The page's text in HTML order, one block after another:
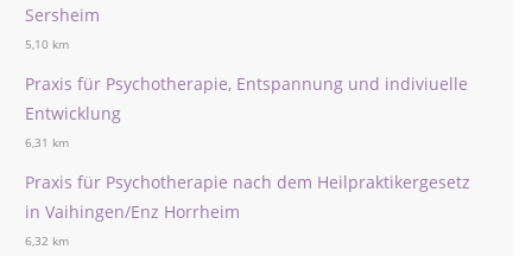
Sersheim
5,10 km
Praxis für Psychotherapie, Entspannung und indiviuelle
Entwicklung
6,31 km
Praxis für Psychotherapie nach dem Heilpraktikergesetz
in Vaihingen/Enz Horrheim
6,32 km